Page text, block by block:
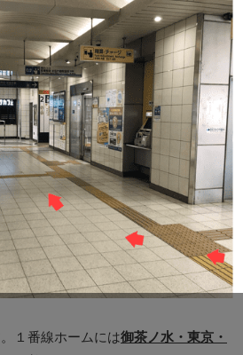
１番線ホームには御茶ノ水・東京・